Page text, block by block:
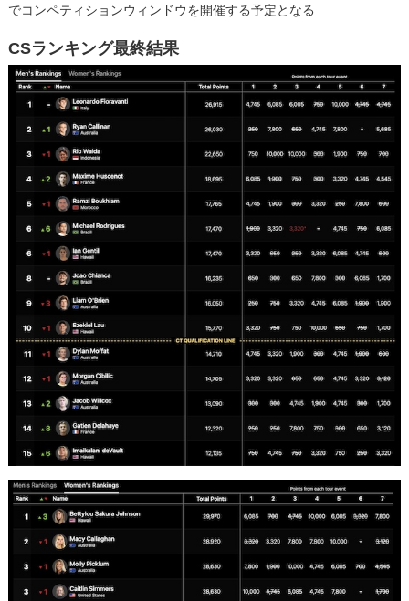
でコンペティションウィンドウを開催する予定となる
CSランキング最終結果